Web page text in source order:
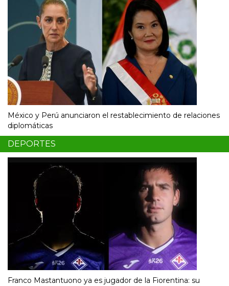
México y Perú anunciaron el restablecimiento de relaciones
diplomáticas
DEPORTES
Franco Mastantuono ya es jugador de la Fiorentina: su